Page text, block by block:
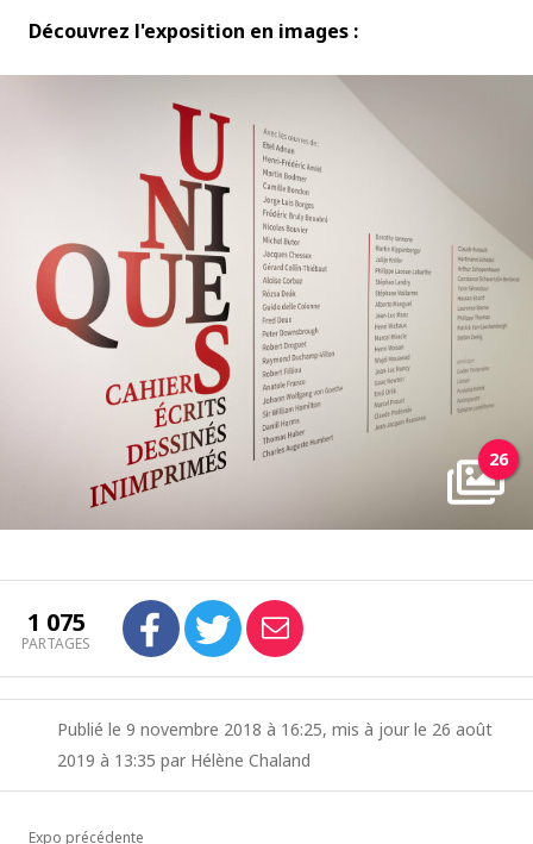
Découvrez l'exposition en images :
26
1 075
PARTAGES
Publié le 9 novembre 2018 à 16:25, mis à jour le 26 août
2019 à 13:35 par Hélène Chaland
Expo précédente